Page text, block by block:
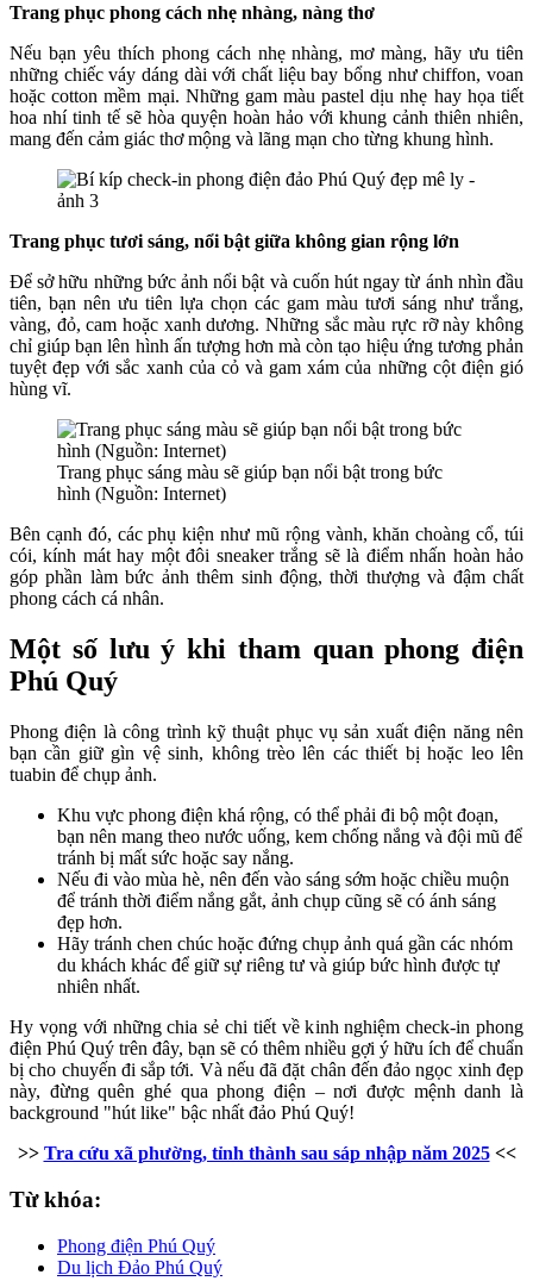
Trang phục phong cách nhẹ nhàng, nàng thơ
Nếu bạn yêu thích phong cách nhẹ nhàng, mơ màng, hãy ưu tiên
những chiếc váy dáng dài với chất liệu bay bổng như chiffon, voan
hoặc cotton mềm mại. Những gam màu pastel dịu nhẹ hay họa tiết
hoa nhí tinh tế sẽ hòa quyện hoàn hảo với khung cảnh thiên nhiên,
mang đến cảm giác thơ mộng và lãng mạn cho từng khung hình.
Trang phục tươi sáng, nổi bật giữa không gian rộng lớn
Để sở hữu những bức ảnh nổi bật và cuốn hút ngay từ ánh nhìn đầu
tiên, bạn nên ưu tiên lựa chọn các gam màu tươi sáng như trắng,
vàng, đỏ, cam hoặc xanh dương. Những sắc màu rực rỡ này không
chỉ giúp bạn lên hình ấn tượng hơn mà còn tạo hiệu ứng tương phản
tuyệt đẹp với sắc xanh của cỏ và gam xám của những cột điện gió
hùng vĩ.
Trang phục sáng màu sẽ giúp bạn nổi bật trong bức
hình (Nguồn: Internet)
Bên cạnh đó, các phụ kiện như mũ rộng vành, khăn choàng cổ, túi
cói, kính mát hay một đôi sneaker trắng sẽ là điểm nhấn hoàn hảo
góp phần làm bức ảnh thêm sinh động, thời thượng và đậm chất
phong cách cá nhân.
Một số lưu ý khi tham quan phong điện
Phú Quý
Phong điện là công trình kỹ thuật phục vụ sản xuất điện năng nên
bạn cần giữ gìn vệ sinh, không trèo lên các thiết bị hoặc leo lên
tuabin để chụp ảnh.
Khu vực phong điện khá rộng, có thể phải đi bộ một đoạn,
bạn nên mang theo nước uống, kem chống nắng và đội mũ để
tránh bị mất sức hoặc say nắng.
Nếu đi vào mùa hè, nên đến vào sáng sớm hoặc chiều muộn
để tránh thời điểm nắng gắt, ảnh chụp cũng sẽ có ánh sáng
đẹp hơn.
Hãy tránh chen chúc hoặc đứng chụp ảnh quá gần các nhóm
du khách khác để giữ sự riêng tư và giúp bức hình được tự
nhiên nhất.
Hy vọng với những chia sẻ chi tiết về kinh nghiệm check-in phong
điện Phú Quý trên đây, bạn sẽ có thêm nhiều gợi ý hữu ích để chuẩn
bị cho chuyến đi sắp tới. Và nếu đã đặt chân đến đảo ngọc xinh đẹp
này, đừng quên ghé qua phong điện – nơi được mệnh danh là
background "hút like" bậc nhất đảo Phú Quý!
>> Tra cứu xã phường, tỉnh thành sau sáp nhập năm 2025<<
Từ khóa:
Phong điện Phú Quý
Du lịch Đảo Phú Quý